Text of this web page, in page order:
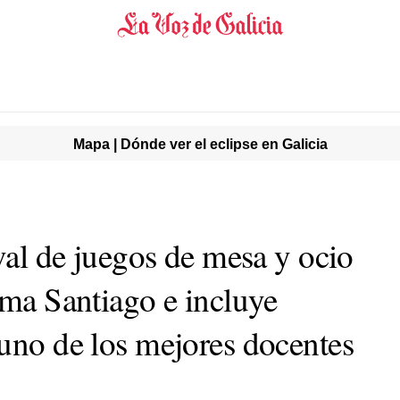
Mapa | Dónde ver el eclipse en Galicia
de juegos de mesa y ocio
Santiago e incluye
de los mejores docentes